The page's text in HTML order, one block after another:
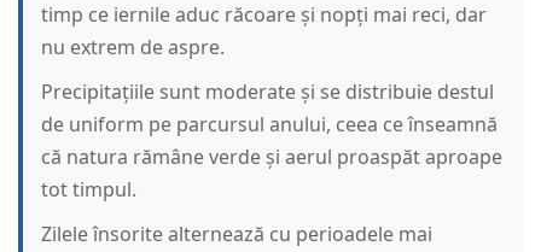
timp ce iernile aduc răcoare și nopți mai reci, dar
nu extrem de aspre.
Precipitațiile sunt moderate și se distribuie destul
de uniform pe parcursul anului, ceea ce înseamnă
că natura rămâne verde și aerul proaspăt aproape
tot timpul.
Zilele însorite alternează cu perioadele mai